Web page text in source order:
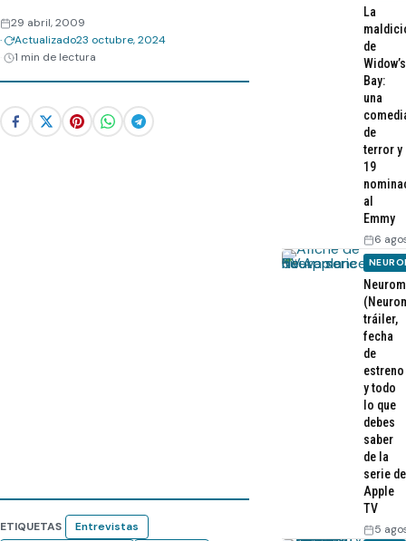
29 abril, 2009
Actualizado23 octubre, 2024
1 min de lectura
ETIQUETAS
Entrevistas
La
de
Widow’s
Bay:
una
de
terror y
19
al
Emmy
6
tráiler,
fecha
de
estreno
y todo
lo que
debes
saber
de la
serie de
Apple
TV
5